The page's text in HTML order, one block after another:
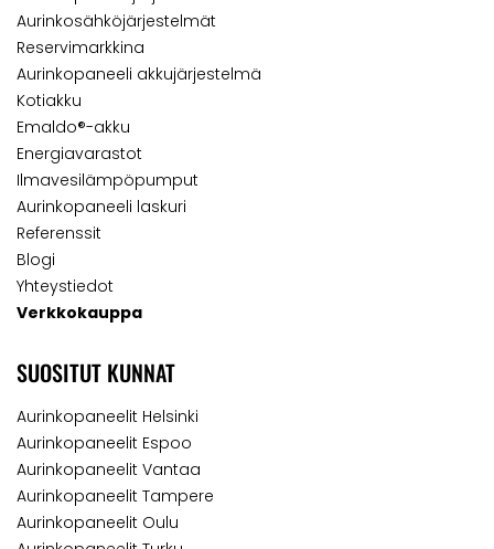
Aurinkosähköjärjestelmät
Reservimarkkina
Aurinkopaneeli akkujärjestelmä
Kotiakku
Emaldo®-akku
Energiavarastot
Ilmavesilämpöpumput
Aurinkopaneeli laskuri
Referenssit
Blogi
Yhteystiedot
Verkkokauppa
SUOSITUT KUNNAT
Aurinkopaneelit Helsinki
Aurinkopaneelit Espoo
Aurinkopaneelit Vantaa
Aurinkopaneelit Tampere
Aurinkopaneelit Oulu